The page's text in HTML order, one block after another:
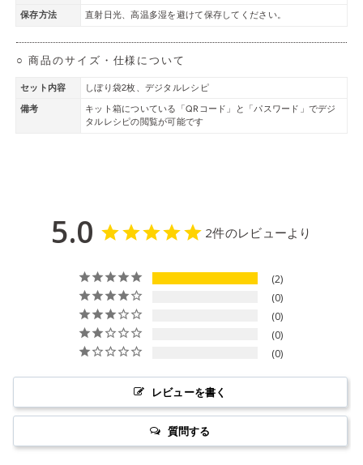
保存方法
直射日光、高温多湿を避けて保存してください。
○ 商品のサイズ・仕様について
セット内容
しぼり袋2枚、デジタルレシピ
備考
キット箱についている「QRコード」と「パスワード」でデジ
タルレシピの閲覧が可能です
5.0 2件のレビューより
2
0
0
0
0
レビューを書く
質問する